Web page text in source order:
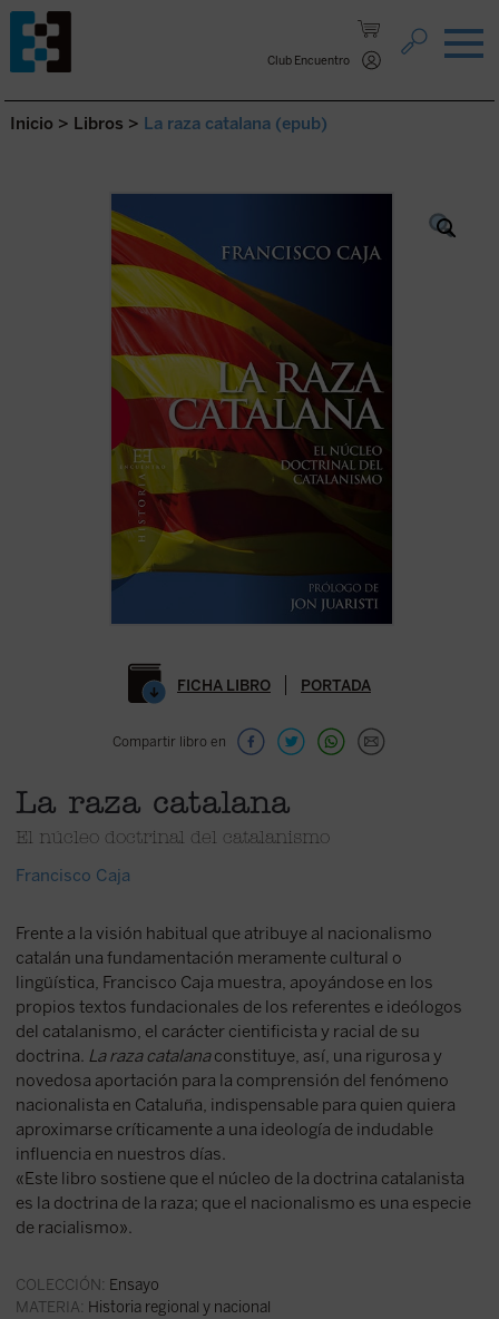
Club Encuentro
Saltar al contenido.
Inicio > Libros > La raza catalana (epub)
FICHA LIBRO PORTADA
Compartir libro en
La raza catalana
El núcleo doctrinal del catalanismo
Francisco Caja
Frente a la visión habitual que atribuye al nacionalismo
catalán una fundamentación meramente cultural o
lingüística, Francisco Caja muestra, apoyándose en los
propios textos fundacionales de los referentes e ideólogos
del catalanismo, el carácter cientificista y racial de su
doctrina. La raza catalanaconstituye, así, una rigurosa y
novedosa aportación para la comprensión del fenómeno
nacionalista en Cataluña, indispensable para quien quiera
aproximarse críticamente a una ideología de indudable
influencia en nuestros días.
«Este libro sostiene que el núcleo de la doctrina catalanista
es la doctrina de la raza; que el nacionalismo es una especie
de racialismo».
COLECCIÓN: Ensayo
MATERIA: Historia regional y nacional